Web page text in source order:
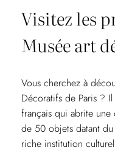
Visitez les
Musée art
Vous cherchez à
Décoratifs de Paris ? Il
français qui abrite
de 50 objets datant
riche institution